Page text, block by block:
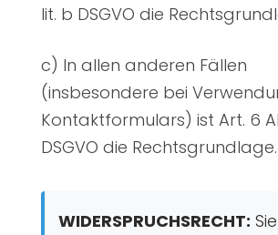
lit. b DSGVO die
c) In allen anderen Fällen
(insbesondere bei
Kontaktformulars) ist Art. 6
DSGVO die Rechtsgrundlage.
WIDERSPRUCHSRECHT: